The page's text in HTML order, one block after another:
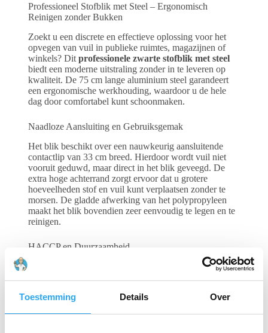
Toestemming Details Over
Professioneel Stofblik met Steel – Ergonomisch
Reinigen zonder Bukken
Zoekt u een discrete en effectieve oplossing voor het
opvegen van vuil in publieke ruimtes, magazijnen of
winkels? Dit professionele zwarte stofblik met steel
biedt een moderne uitstraling zonder in te leveren op
kwaliteit. De 75 cm lange aluminium steel garandeert
een ergonomische werkhouding, waardoor u de hele
dag door comfortabel kunt schoonmaken.
Naadloze Aansluiting en Gebruiksgemak
Het blik beschikt over een nauwkeurig aansluitende
contactlip van 33 cm breed. Hierdoor wordt vuil niet
vooruit geduwd, maar direct in het blik geveegd. De
extra hoge achterrand zorgt ervoor dat u grotere
hoeveelheden stof en vuil kunt verplaatsen zonder te
morsen. De gladde afwerking van het polypropyleen
maakt het blik bovendien zeer eenvoudig te legen en te
reinigen.
HACCP en Duurzaamheid
Hoewel de kleur zwart vaak wordt gekozen om
hoogwaardig aluminium, wat een lange levensduur